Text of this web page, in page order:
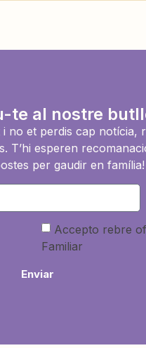
te al nostre
i no et perdis cap
T’hi esperen
per gaudir en família!
Accepto rebre
Familiar
Enviar